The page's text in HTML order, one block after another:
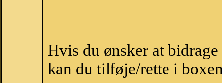
Hvis du ønsker at
kan du tilføje/rette i